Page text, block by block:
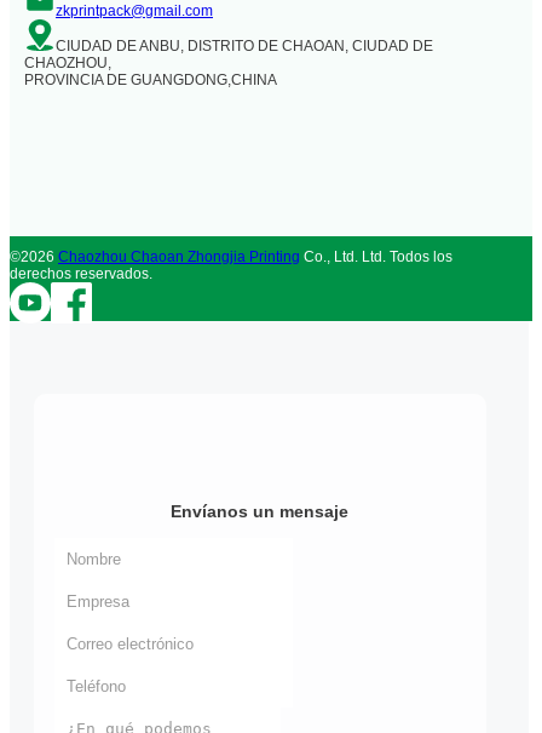
zkprintpack@gmail.com
CIUDAD DE ANBU, DISTRITO DE CHAOAN, CIUDAD DE
CHAOZHOU,
PROVINCIA DE GUANGDONG,CHINA
©2026 Chaozhou Chaoan Zhongjia Printing Co., Ltd. Ltd. Todos los
derechos reservados.
Envíanos un mensaje